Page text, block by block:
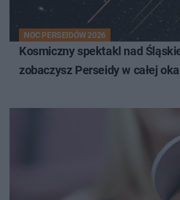
NOC PERSEIDÓW 2026
Kosmiczny spektakl nad
zobaczysz Perseidy w całej